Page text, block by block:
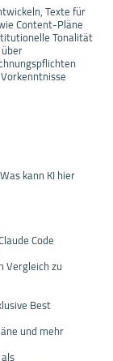
Texte für
Content-Pläne
Tonalität
kann KI hier
Code
Vergleich zu
Best
und mehr